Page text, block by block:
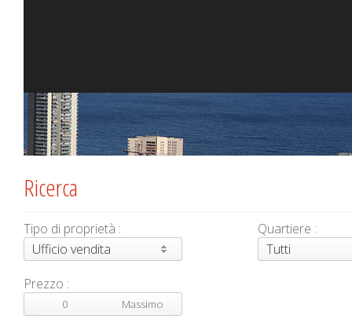
Ricerca
Tipo di proprietà :
Ufficio vendita
Quartiere :
Tutti
Prezzo :